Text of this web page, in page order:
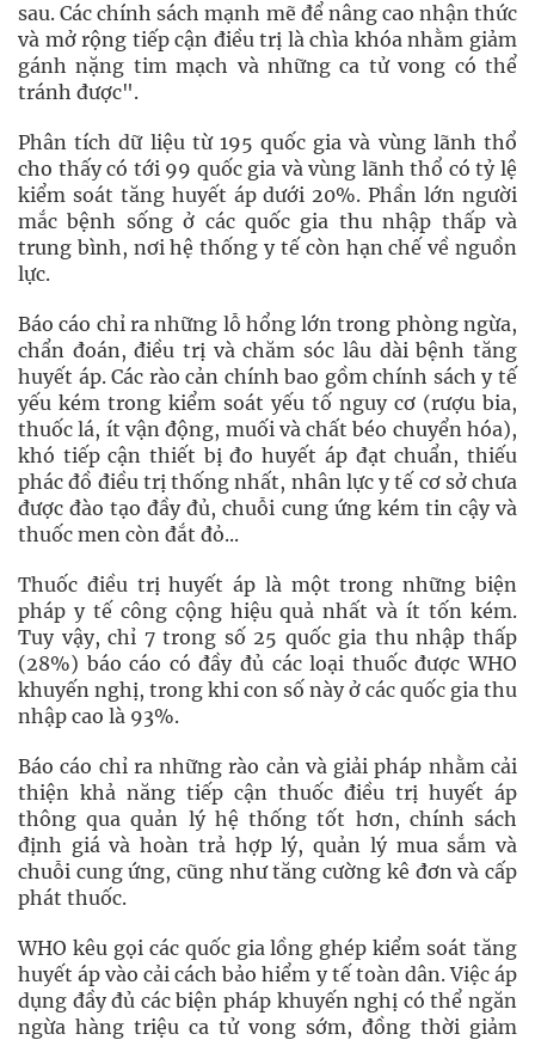
sau. Các chính sách mạnh mẽ để nâng cao nhận thức
và mở rộng tiếp cận điều trị là chìa khóa nhằm giảm
gánh nặng tim mạch và những ca tử vong có thể
tránh được".
Phân tích dữ liệu từ 195 quốc gia và vùng lãnh thổ
cho thấy có tới 99 quốc gia và vùng lãnh thổ có tỷ lệ
kiểm soát tăng huyết áp dưới 20%. Phần lớn người
mắc bệnh sống ở các quốc gia thu nhập thấp và
trung bình, nơi hệ thống y tế còn hạn chế về nguồn
lực.
Báo cáo chỉ ra những lỗ hổng lớn trong phòng ngừa,
chẩn đoán, điều trị và chăm sóc lâu dài bệnh tăng
huyết áp. Các rào cản chính bao gồm chính sách y tế
yếu kém trong kiểm soát yếu tố nguy cơ (rượu bia,
thuốc lá, ít vận động, muối và chất béo chuyển hóa),
khó tiếp cận thiết bị đo huyết áp đạt chuẩn, thiếu
phác đồ điều trị thống nhất, nhân lực y tế cơ sở chưa
được đào tạo đầy đủ, chuỗi cung ứng kém tin cậy và
thuốc men còn đắt đỏ...
Thuốc điều trị huyết áp là một trong những biện
pháp y tế công cộng hiệu quả nhất và ít tốn kém.
Tuy vậy, chỉ 7 trong số 25 quốc gia thu nhập thấp
(28%) báo cáo có đầy đủ các loại thuốc được WHO
khuyến nghị, trong khi con số này ở các quốc gia thu
nhập cao là 93%.
Báo cáo chỉ ra những rào cản và giải pháp nhằm cải
thiện khả năng tiếp cận thuốc điều trị huyết áp
thông qua quản lý hệ thống tốt hơn, chính sách
định giá và hoàn trả hợp lý, quản lý mua sắm và
chuỗi cung ứng, cũng như tăng cường kê đơn và cấp
phát thuốc.
WHO kêu gọi các quốc gia lồng ghép kiểm soát tăng
huyết áp vào cải cách bảo hiểm y tế toàn dân. Việc áp
dụng đầy đủ các biện pháp khuyến nghị có thể ngăn
ngừa hàng triệu ca tử vong sớm, đồng thời giảm